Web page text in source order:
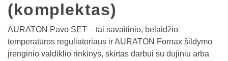
(komplektas)
AURATON Pavo SET – tai savaitinio, belaidžio
temperatūros reguliatoriaus ir AURATON Fornax šildymo
įrenginio valdiklio rinkinys, skirtas darbui su dujiniu arba